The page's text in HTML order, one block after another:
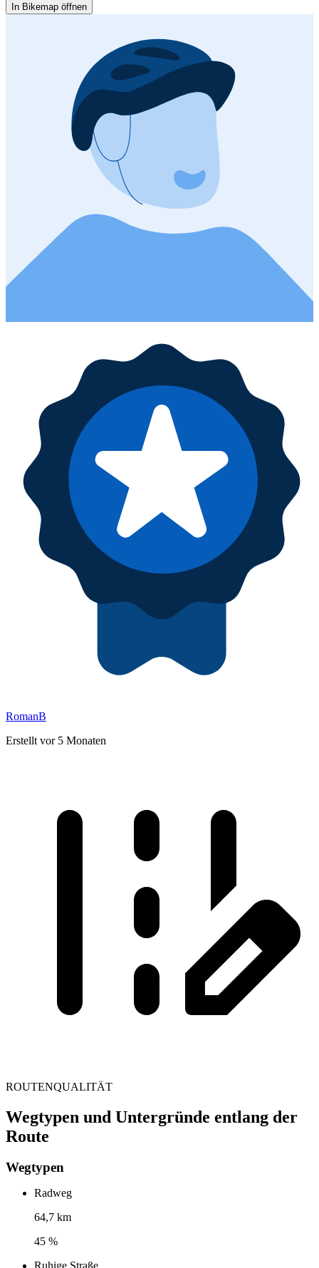
In Bikemap öffnen
RomanB
Erstellt vor 5 Monaten
ROUTENQUALITÄT
Wegtypen und Untergründe entlang der
Route
Wegtypen
Radweg
64,7 km
45 %
Ruhige Straße